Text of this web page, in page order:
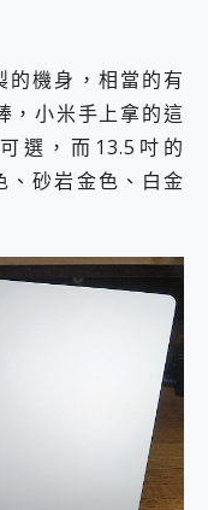
機身，相當的有
，小米手上拿的這
選，而13.5吋的
砂岩金色、白金